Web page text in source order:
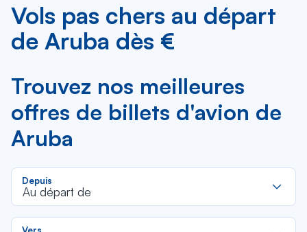
Vols pas chers au départ
de Aruba dès €
Trouvez nos meilleures
offres de billets d'avion de
Aruba
Depuis
Au départ de